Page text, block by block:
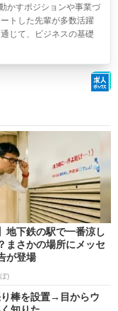
かすポジションや事業づ
トした先輩が多数活躍
じて、ビジネスの基礎
地下鉄の駅で一番涼し
まさかの場所にメッセ
が登場
)
棒を設置→目からウ